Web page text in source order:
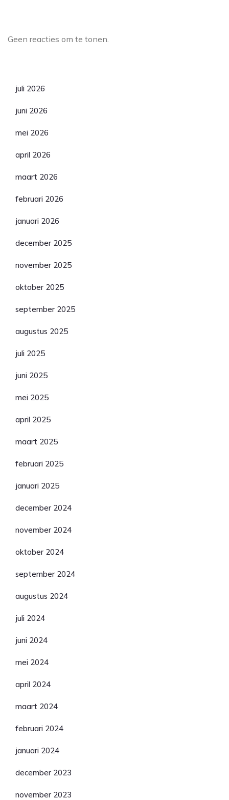
Geen reacties om te tonen.
juli 2026
juni 2026
mei 2026
april 2026
maart 2026
februari 2026
januari 2026
december 2025
november 2025
oktober 2025
september 2025
augustus 2025
juli 2025
juni 2025
mei 2025
april 2025
maart 2025
februari 2025
januari 2025
december 2024
november 2024
oktober 2024
september 2024
augustus 2024
juli 2024
juni 2024
mei 2024
april 2024
maart 2024
februari 2024
januari 2024
december 2023
november 2023